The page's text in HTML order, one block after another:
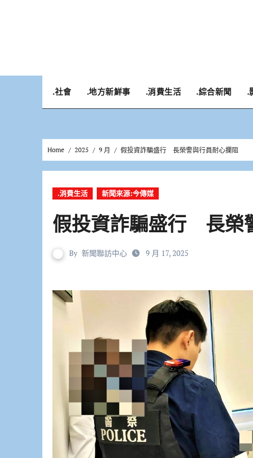
.社會 .地方新鮮事 .消費生活 .綜合新聞 .
Home 2025 9 月 假投資詐騙盛行 長榮警與行員耐心攔阻
.消費生活 新聞來源:今傳媒
假投資詐騙盛行 長榮
By 新聞聯訪中心 9 月 17, 2025